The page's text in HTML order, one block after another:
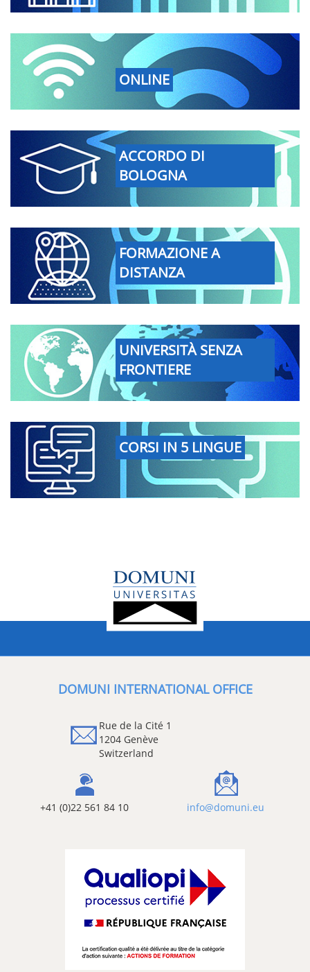
ONLINE
ACCORDO DI
BOLOGNA
FORMAZIONE A
DISTANZA
UNIVERSITÀ SENZA
FRONTIERE
CORSI IN 5 LINGUE
DOMUNI INTERNATIONAL OFFICE
Rue de la Cité 1
1204 Genève
Switzerland
+41 (0)22 561 84 10 info@domuni.eu